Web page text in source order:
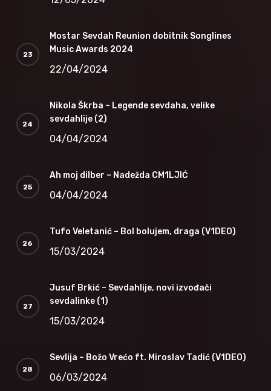
Mostar Sevdah Reunion dobitnik Songlines
Music Awards 2024
22/04/2024
Nikola Škrba – Legende sevdaha, velike
sevdahlije (2)
04/04/2024
Ah moj dilber – Nadežda CM1LJIĆ
04/04/2024
Tufo Veletanić – Bol bolujem, draga (V1DEO)
15/03/2024
Jusuf Brkić – Sevdahlije, novi izvođači
sevdalinke (1)
15/03/2024
Sevlija – Božo Vrećo ft. Miroslav Tadić (V1DEO)
06/03/2024